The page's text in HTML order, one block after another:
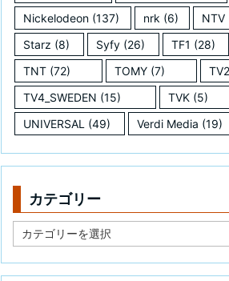
Nickelodeon (137) nrk(6) NTV
Starz (8) Syfy(26) TF1 (28)
TNT (72) TOMY (7)
TV4_SWEDEN (15) TVK (5)
UNIVERSAL (49) Verdi Media (19)
カテゴリー
テ
リ